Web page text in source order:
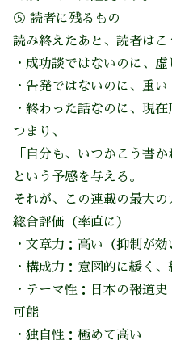
⑤ 読者に残るもの
読み終えたあと、読者はこ
・成功談ではないのに、虚
・告発ではないのに、重い
・終わった話なのに、現在
つまり、
「自分も、いつかこう書か
という予感を与える。
それが、この連載の最大の
総合評価（率直に）
・文章力：高い（抑制が効
・構成力：意図的に緩く
・テーマ性：日本の報道
可能
・独自性：極めて高い